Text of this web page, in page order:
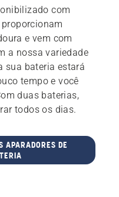
com
e vem com
a nossa variedade
sua bateria estará
tempo e você
duas baterias,
todos os dias.
APARADORES DE